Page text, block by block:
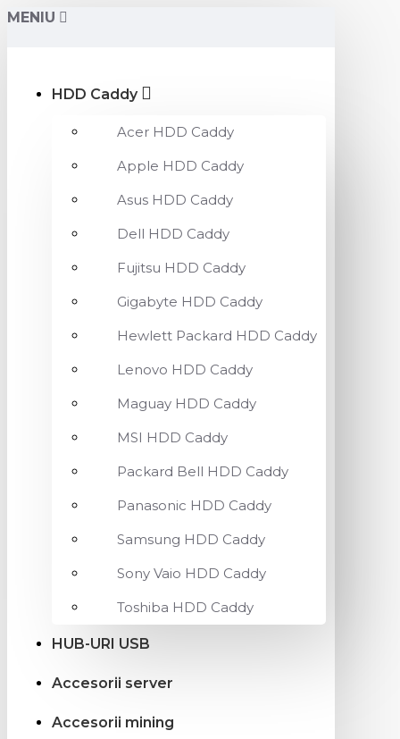
MENIU
HDD Caddy
Acer HDD Caddy
Apple HDD Caddy
Asus HDD Caddy
Dell HDD Caddy
Fujitsu HDD Caddy
Gigabyte HDD Caddy
Hewlett Packard HDD Caddy
Lenovo HDD Caddy
Maguay HDD Caddy
MSI HDD Caddy
Packard Bell HDD Caddy
Panasonic HDD Caddy
Samsung HDD Caddy
Sony Vaio HDD Caddy
Toshiba HDD Caddy
HUB-URI USB
Accesorii server
Accesorii mining